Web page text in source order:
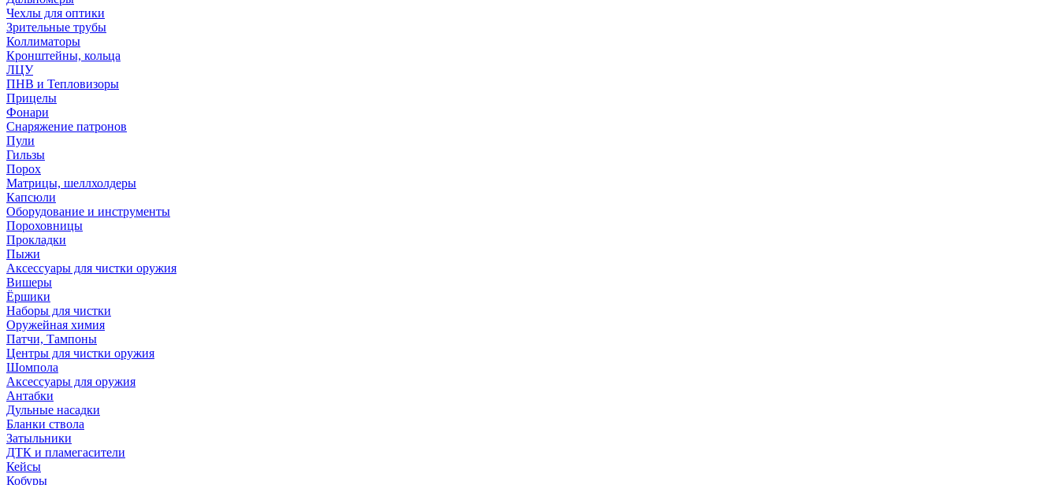
Чехлы для оптики
Зрительные трубы
Коллиматоры
Кронштейны, кольца
ЛЦУ
ПНВ и Тепловизоры
Прицелы
Фонари
Снаряжение патронов
Пули
Гильзы
Порох
Матрицы, шеллхолдеры
Капсюли
Оборудование и инструменты
Пороховницы
Прокладки
Пыжи
Аксессуары для чистки оружия
Вишеры
Ёршики
Наборы для чистки
Оружейная химия
Патчи, Тампоны
Центры для чистки оружия
Шомпола
Аксессуары для оружия
Антабки
Дульные насадки
Бланки ствола
Затыльники
ДТК и пламегасители
Кейсы
Кобуры